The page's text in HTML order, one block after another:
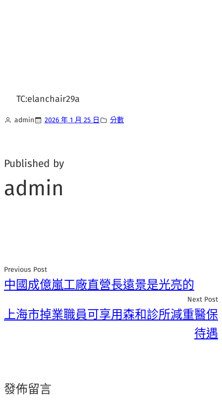
TC:elanchair29a
admin 2026 年 1 月 25 日 分數
Published by
admin
Previous Post
中國成億嵐工廠直營長遠景是光亮的
Next Post
上海市掉業職員可享用森和診所減重醫保
待遇
發佈留言